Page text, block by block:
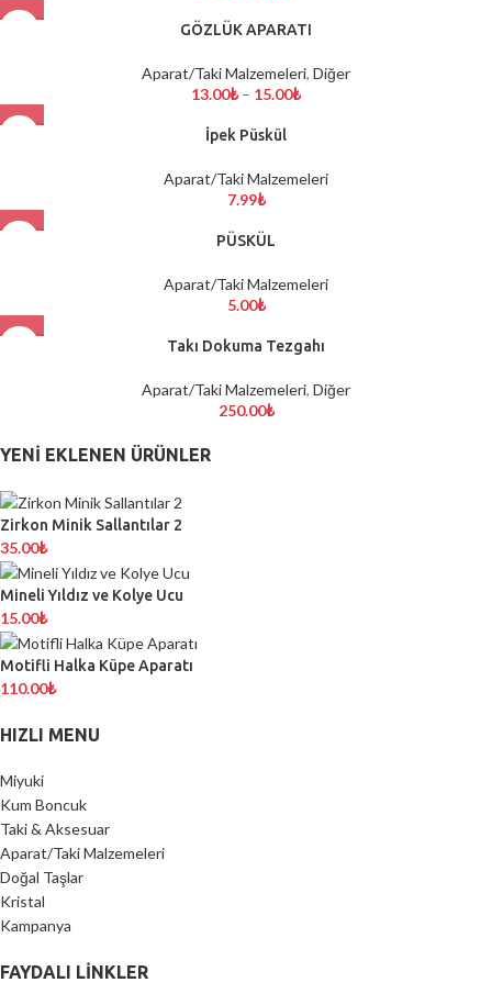
GÖZLÜK APARATI
Aparat/Taki Malzemeleri, Diğer
13.00₺ – 15.00₺
İpek Püskül
Aparat/Taki Malzemeleri
7.99₺
PÜSKÜL
Aparat/Taki Malzemeleri
5.00₺
Takı Dokuma Tezgahı
Aparat/Taki Malzemeleri, Diğer
250.00₺
YENI EKLENEN ÜRÜNLER
Zirkon Minik Sallantılar 2
35.00₺
Mineli Yıldız ve Kolye Ucu
15.00₺
Motifli Halka Küpe Aparatı
110.00₺
HIZLI MENU
Miyuki
Kum Boncuk
Taki & Aksesuar
Aparat/Taki Malzemeleri
Doğal Taşlar
Kristal
Kampanya
FAYDALI LİNKLER